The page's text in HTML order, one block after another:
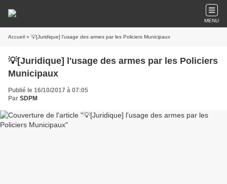
MENU
Accueil » 💡[Juridique] l'usage des armes par les Policiers Municipaux
💡[Juridique] l'usage des armes par les Policiers
Municipaux
Publié le 16/10/2017 à 07:05
Par SDPM